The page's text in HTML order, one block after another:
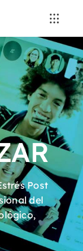
Post
del